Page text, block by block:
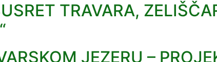
TRAVARA,
JEZERU –